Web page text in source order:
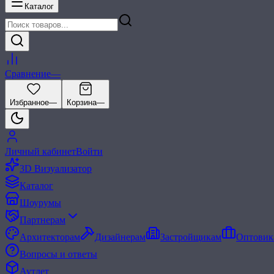
Каталог
Сравнение—
Избранное— Корзина—
Личный кабинетВойти
3D Визуализатор
Каталог
Шоурумы
Партнерам
Архитекторам
Дизайнерам Застройщикам
Вопросы и ответы
Аутлет